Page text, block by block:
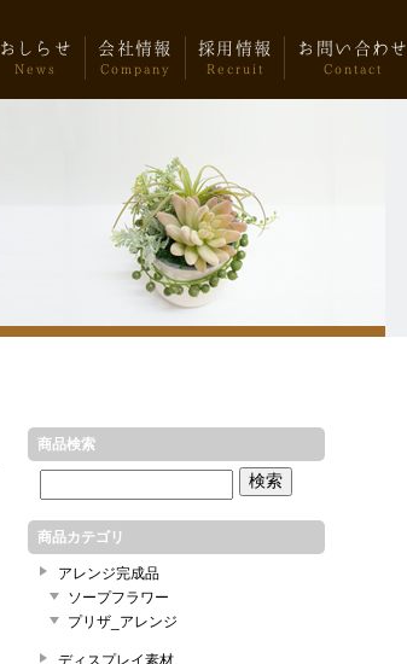
おしらせ
News
会社情報
Company
採用情報
Recruit
お問い合わせ
Contact
商品検索
商品カテゴリ
アレンジ完成品
ソープフラワー
プリザ_アレンジ
ディスプレイ素材